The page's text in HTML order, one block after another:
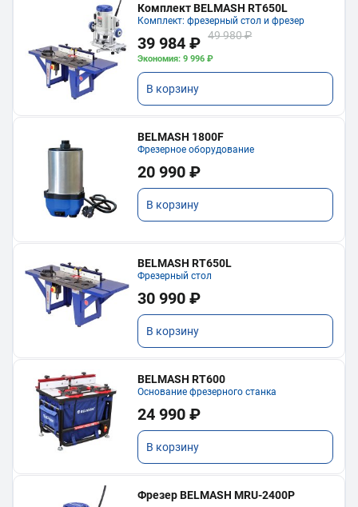
Комплект BELMASH RT650L
Комплект: фрезерный стол и фрезер
39 984 ₽ 49 980 ₽
Экономия: 9 996 ₽
В корзину
BELMASH 1800F
Фрезерное оборудование
20 990 ₽
В корзину
BELMASH RT650L
Фрезерный стол
30 990 ₽
В корзину
BELMASH RT600
Основание фрезерного станка
24 990 ₽
В корзину
Фрезер BELMASH MRU-2400P